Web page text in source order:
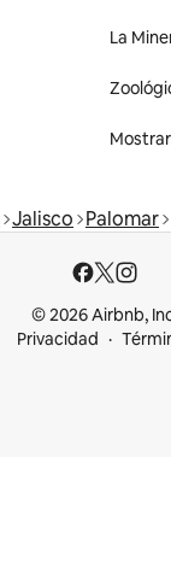
La
Jalisco Palomar
© 2026 Airbnb,
Privacidad